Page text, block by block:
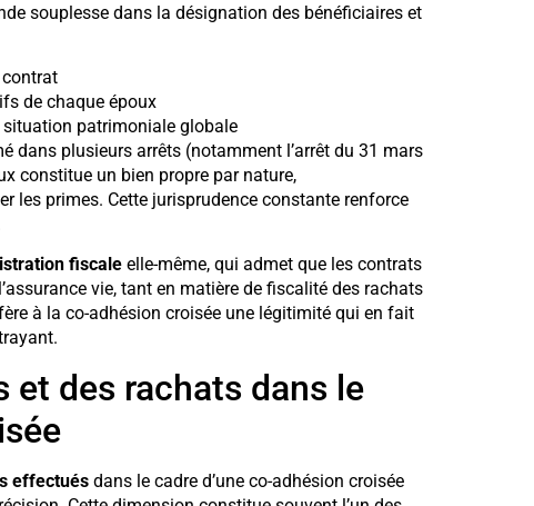
souplesse dans la désignation des bénéficiaires et
de chaque époux
patrimoniale globale
dans plusieurs arrêts (notamment l’arrêt du 31 mars
constitue un bien propre par nature,
les primes. Cette jurisprudence constante renforce
fiscaleelle-même, qui admet que les contrats
vie, tant en matière de fiscalité des rachats
à la co-adhésion croisée une légitimité qui en fait
des rachats dans le
effectuésdans le cadre d’une co-adhésion croisée